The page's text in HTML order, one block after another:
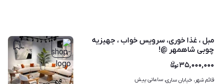
مبل ، غذا خوری، سرویس خواب ، جهیزیه
چوبی شاهمهر @!
۳۵,۰۰۰,۰۰۰
قائم شهر، خیابان ساری، ساعاتی پیش